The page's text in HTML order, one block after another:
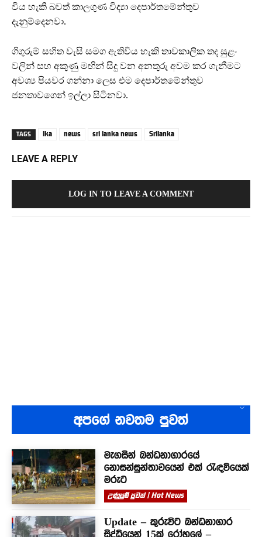
විය හැකි බවත් කාලගුණ විද්‍යා දෙපාර්තමේන්තුව
දැනුම්දෙනවා.
ගිගුරුම් සහිත වැසි සමග ඇතිවිය හැකි තාවකාලික තද සුළං
වලින් සහ අකුණු මඟින් සිදු වන අනතුරු අවම කර ගැනීමට
අවශ්‍ය පියවර ගන්නා ලෙස එම දෙපාර්තමේන්තුව
ජනතාවගෙන් ඉල්ලා සිටිනවා.
TAGS lka news sri lanka news Srilanka
LEAVE A REPLY
LOG IN TO LEAVE A COMMENT
අපගේ නවතම පුවත්
මැගසින් බන්ධනාගාරයේ
නොසන්සුන්තාවයෙන් එක් රැඳවියෙක්
මරුට
උණුසුම් පුවත් | Hot News
Update – කුරුවිට බන්ධනාගාර
සිද්ධියෙන් 15ක් රෝහලේ –